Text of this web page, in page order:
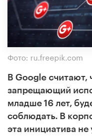
Фото: ru.freepik.com
В Google считают,
запрещающий
младше 16 лет,
соблюдать. В
эта инициатива не